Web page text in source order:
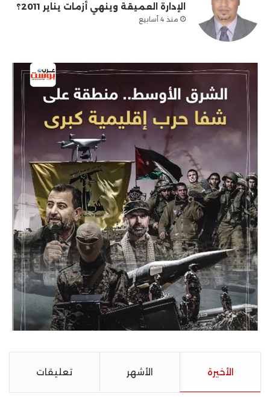
الإدارة العميقة وينهي أزمات يناير 2011؟
منذ 4 أسابيع
الأخيرة الأشهر تعليقات